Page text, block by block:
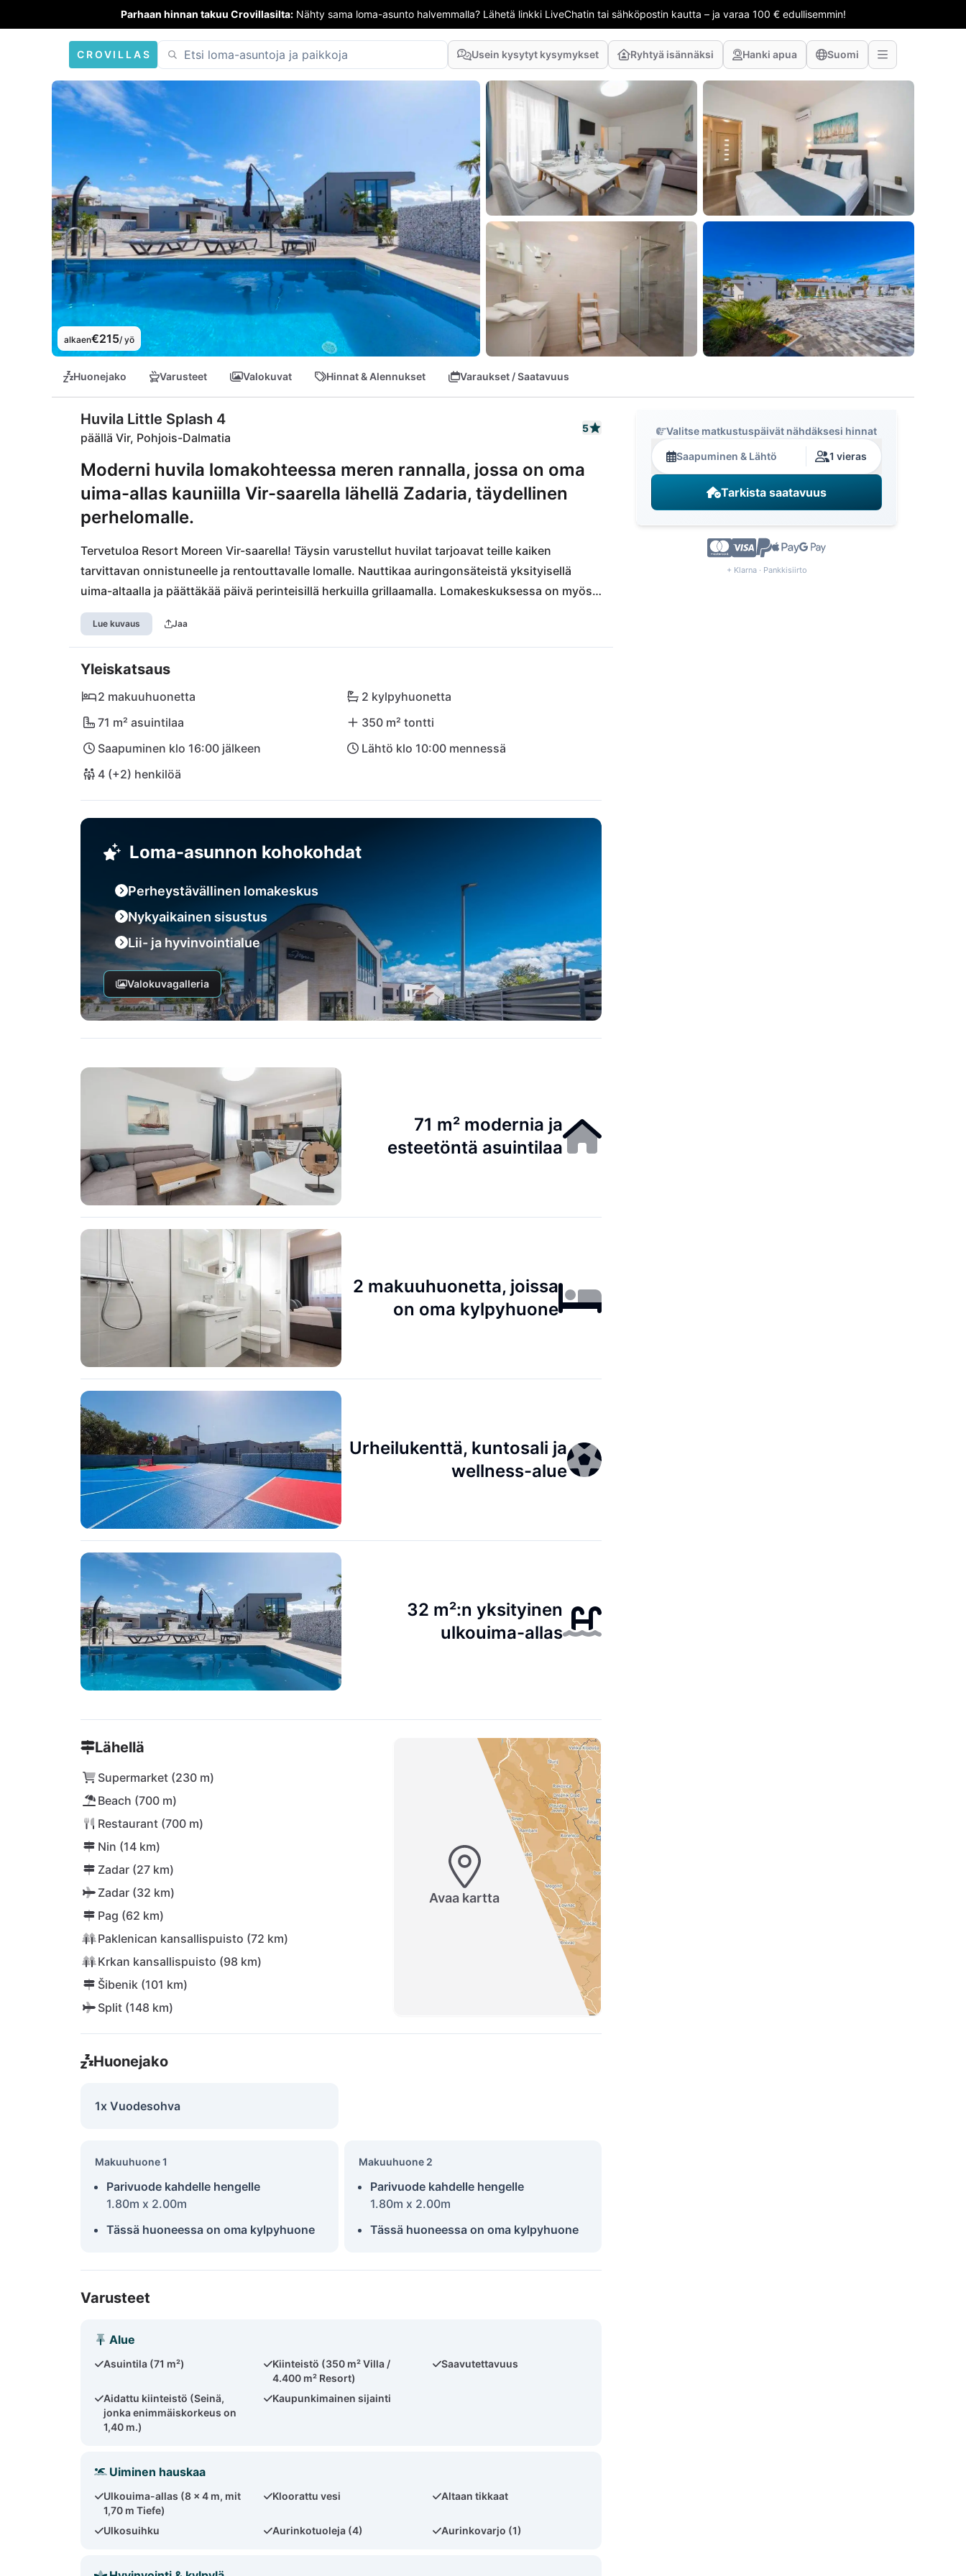
Parhaan hinnan takuu Crovillasilta: Nähty sama loma-asunto halvemmalla? Lähetä linkki LiveChatin tai sähköpostin kautta – ja varaa 100 € edullisemmin!
CROVILLAS Usein kysytyt kysymykset Ryhtyä isännäksi Hanki apua Suomi
alkaen€215/ yö
Huonejako Varusteet Valokuvat Hinnat & Alennukset Varaukset / Saatavuus
Huvila Little Splash 4
päällä Vir, Pohjois-Dalmatia
5
Moderni huvila lomakohteessa meren rannalla, jossa on oma
uima-allas kauniilla Vir-saarella lähellä Zadaria, täydellinen
perhelomalle.
Tervetuloa Resort Moreen Vir-saarella! Täysin varustellut huvilat tarjoavat teille kaiken
tarvittavan onnistuneelle ja rentouttavalle lomalle. Nauttikaa auringonsäteistä yksityisellä
uima-altaalla ja päättäkää päivä perinteisillä herkuilla grillaamalla. Lomakeskuksessa on myös
hyvinvointialue, jossa on infrapunasauna, poreallas ja hyvinvointisuihku. Voitte myös purkaa
liikuntahalunne monitoimikentällä ja haastaa itsenne koripallo- tai jalkapallopelissä tai käyttää
olemassa olevaa kuntosalia. Vir-saaren 32 kilometriä pitkällä rannikolla on upeita rantoja,
matalista kivialueista jännittäviin kalliorantoihin. Suosittelemme myös retkeä historialliseen
Zadarin kaupunkiin: täydellinen yhdistelmä nähtävyyksiä ja kulttuuria! Zadarin kansainvälinen
Lue kuvaus Jaa
Yleiskatsaus
2 makuuhuonetta
2 kylpyhuonetta
71 m² asuintilaa
350 m² tontti
Saapuminen klo 16:00 jälkeen
Lähtö klo 10:00 mennessä
4 (+2) henkilöä
Loma-asunnon kohokohdat
Perheystävällinen lomakeskus
Nykyaikainen sisustus
Lii- ja hyvinvointialue
Valokuvagalleria
71 m² modernia ja
esteetöntä asuintilaa
2 makuuhuonetta, joissa
on oma kylpyhuone
Urheilukenttä, kuntosali ja
wellness-alue
32 m²:n yksityinen
ulkouima-allas
Lähellä
Supermarket (230 m)
Beach (700 m)
Restaurant (700 m)
Nin (14 km)
Zadar (27 km)
Zadar (32 km)
Pag (62 km)
Paklenican kansallispuisto (72 km)
Krkan kansallispuisto (98 km)
Šibenik (101 km)
Split (148 km)
Avaa kartta
Huonejako
1x Vuodesohva
Makuuhuone 1
Parivuode kahdelle hengelle
1.80m x 2.00m
Tässä huoneessa on oma kylpyhuone
Makuuhuone 2
Parivuode kahdelle hengelle
1.80m x 2.00m
Tässä huoneessa on oma kylpyhuone
Varusteet
Alue
Asuintila (71 m²)
Kiinteistö (350 m² Villa /
4.400 m² Resort)
Saavutettavuus
Aidattu kiinteistö (Seinä,
jonka enimmäiskorkeus on
1,40 m.)
Kaupunkimainen sijainti
Uiminen hauskaa
Ulkouima-allas (8 x 4 m, mit
1,70 m Tiefe)
Kloorattu vesi Altaan tikkaat
Ulkosuihku Aurinkotuoleja (4) Aurinkovarjo (1)
Valitse matkustuspäivät nähdäksesi hinnat
Saapuminen & Lähtö 1 vieras
Tarkista saatavuus
+ Klarna · Pankkisiirto